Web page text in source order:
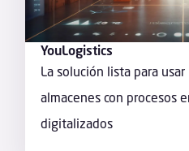
YouLogistics
La solución lista para
almacenes con procesos
digitalizados